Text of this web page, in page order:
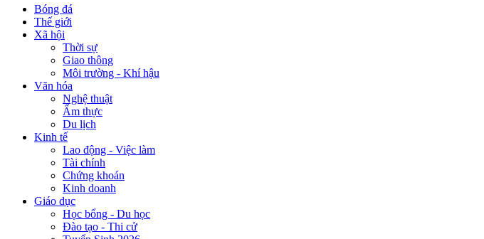
Bóng đá
Thế giới
Xã hội
Thời sự
Giao thông
Môi trường - Khí hậu
Văn hóa
Nghệ thuật
Ẩm thực
Du lịch
Kinh tế
Lao động - Việc làm
Tài chính
Chứng khoán
Kinh doanh
Giáo dục
Học bổng - Du học
Đào tạo - Thi cử